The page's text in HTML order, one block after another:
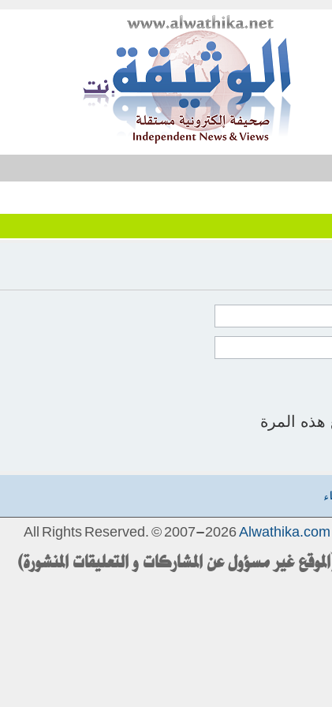
المرة
All Rights Reserved. © 2007-2026Alwathika.com
المنشورة)